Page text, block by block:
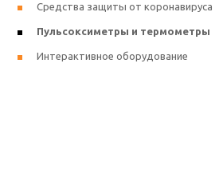
Средства защиты от коронавируса
Пульсоксиметры и термометры
Интерактивное оборудование